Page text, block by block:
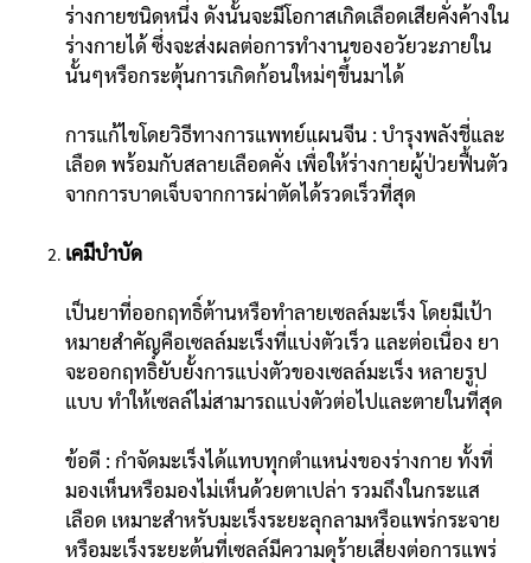
ร่างกายชนิดหนึ่ง ดังนั้นจะมีโอกาสเกิดเลือดเสียคั่งค้างใน
ร่างกายได้ ซึ่งจะส่งผลต่อการทำงานของอวัยวะภายใน
นั้นๆหรือกระตุ้นการเกิดก้อนใหม่ๆขึ้นมาได้
การแก้ไขโดยวิธีทางการแพทย์แผนจีน : บำรุงพลังชี่และ
เลือด พร้อมกับสลายเลือดคั่ง เพื่อให้ร่างกายผู้ป่วยฟื้นตัว
จากการบาดเจ็บจากการผ่าตัดได้รวดเร็วที่สุด
เคมีบำบัด
เป็นยาที่ออกฤทธิ์ต้านหรือทำลายเซลล์มะเร็ง โดยมีเป้า
หมายสำคัญคือเซลล์มะเร็งที่แบ่งตัวเร็ว และต่อเนื่อง ยา
จะออกฤทธิ์ยับยั้งการแบ่งตัวของเซลล์มะเร็ง หลายรูป
แบบ ทำให้เซลล์ไม่สามารถแบ่งตัวต่อไปและตายในที่สุด
ข้อดี : กำจัดมะเร็งได้แทบทุกตำแหน่งของร่างกาย ทั้งที่
มองเห็นหรือมองไม่เห็นด้วยตาเปล่า รวมถึงในกระแส
เลือด เหมาะสำหรับมะเร็งระยะลุกลามหรือแพร่กระจาย
หรือมะเร็งระยะต้นที่เซลล์มีความดุร้ายเสี่ยงต่อการแพร่